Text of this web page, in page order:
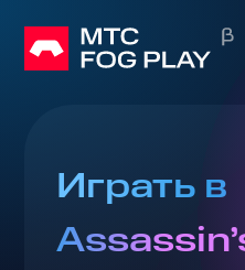
Играть в